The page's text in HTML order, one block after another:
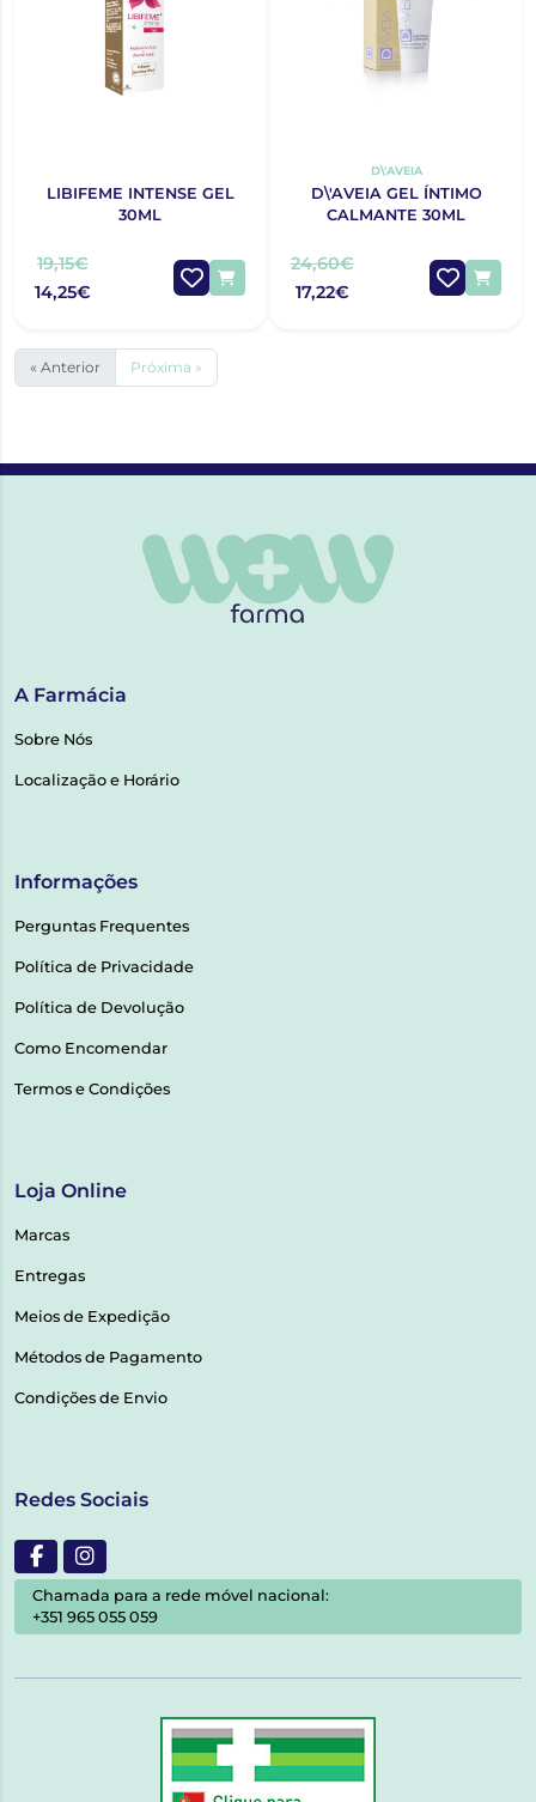
LIBIFEME INTENSE GEL
30ML
19,15€
14,25€
D\'AVEIA
D\'AVEIA GEL ÍNTIMO
CALMANTE 30ML
24,60€
17,22€
« Anterior Próxima »
A Farmácia
Sobre Nós
Localização e Horário
Informações
Perguntas Frequentes
Política de Privacidade
Política de Devolução
Como Encomendar
Termos e Condições
Loja Online
Marcas
Entregas
Meios de Expedição
Métodos de Pagamento
Condições de Envio
Redes Sociais
Chamada para a rede móvel nacional:
+351 965 055 059